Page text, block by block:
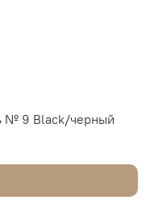
№ 9 Black/черный